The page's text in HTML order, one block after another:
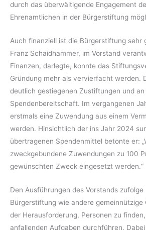
durch das überwältigende Engagement
Ehrenamtlichen in der Bürgerstiftung
Auch finanziell ist die Bürgerstiftung sehr
Franz Schaidhammer, im Vorstand
Finanzen, darlegte, konnte das
Gründung mehr als vervierfacht werden.
deutlich gestiegenen Zustiftungen und
Spendenbereitschaft. Im vergangenen
erstmals eine Zuwendung aus einem
werden. Hinsichtlich der ins Jahr 2024
übertragenen Spendenmittel betonte er:
zweckgebundene Zuwendungen zu 100
gewünschten Zweck eingesetzt werden.“
Den Ausführungen des Vorstands
Bürgerstiftung wie andere gemeinnützige
der Herausforderung, Personen zu
anfallenden Aufgaben durchführen.